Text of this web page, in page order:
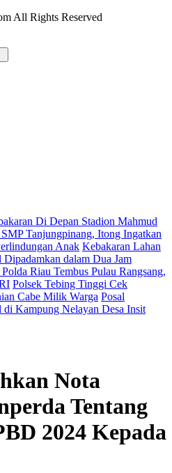
All Rights Reserved
Di Depan Stadion Mahmud
Tanjungpinang, Itong Ingatkan
Anak Kebakaran Lahan
dalam Dua Jam
Riau Tembus Pulau Rangsang,
Polsek Tebing Tinggi Cek
Cabe Milik Warga Posal
di Kampung Nelayan Desa Insit
Nota
Tentang
2024 Kepada